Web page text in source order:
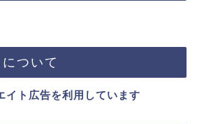
ついて
イト広告を利用しています